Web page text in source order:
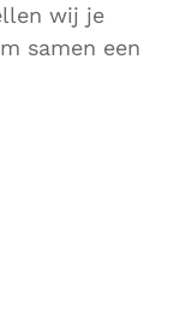
wij je
samen een